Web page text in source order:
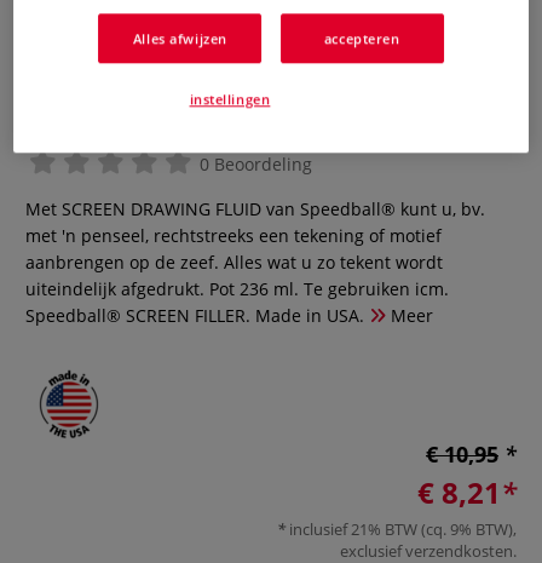
0 Beoordeling
Met SCREEN DRAWING FLUID van Speedball® kunt u, bv.
met 'n penseel, rechtstreeks een tekening of motief
aanbrengen op de zeef. Alles wat u zo tekent wordt
uiteindelijk afgedrukt. Pot 236 ml. Te gebruiken icm.
Speedball® SCREEN FILLER. Made in USA.
Meer
€ 10,95
€ 8,21
inclusief 21% BTW (cq. 9% BTW),
exclusiefverzendkosten.
Alles afwijzen accepteren
instellingen